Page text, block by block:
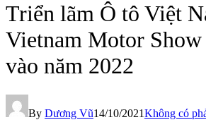
Triển lãm Ô tô Việt
Vietnam Motor
vào năm 2022
By Dương Vũ14/10/2021Không có